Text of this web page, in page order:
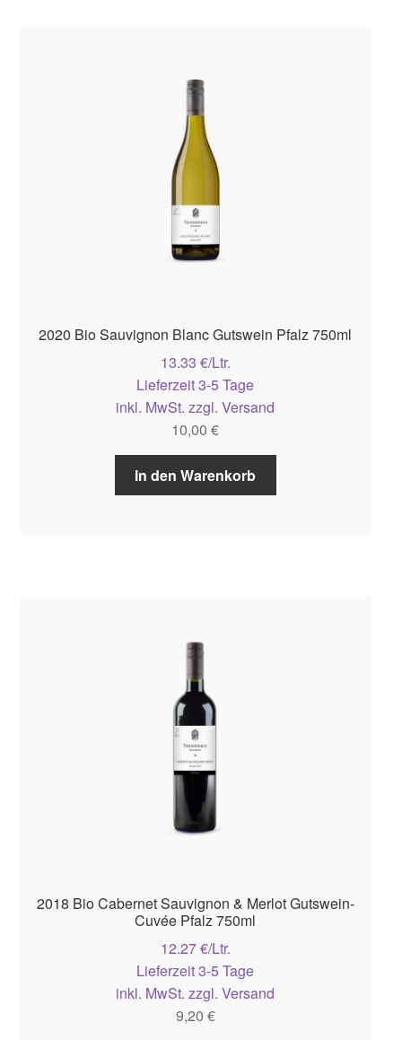
2020 Bio Sauvignon Blanc Gutswein Pfalz 750ml
13.33 €/Ltr.
Lieferzeit 3-5 Tage
inkl. MwSt. zzgl. Versand
10,00€
In den Warenkorb
2018 Bio Cabernet Sauvignon & Merlot Gutswein-
Cuvée Pfalz 750ml
12.27 €/Ltr.
Lieferzeit 3-5 Tage
inkl. MwSt. zzgl. Versand
9,20 €